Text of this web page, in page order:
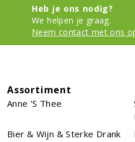
Heb je ons nodig?
We helpen je graag.
Neem contact met ons
Assortiment
Anne 's Thee
Bier & Wijn & Sterke Drank